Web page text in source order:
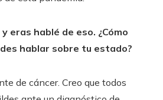
y eras hablé de eso. ¿Cómo
hablar sobre tu estado?
de cáncer. Creo que todos